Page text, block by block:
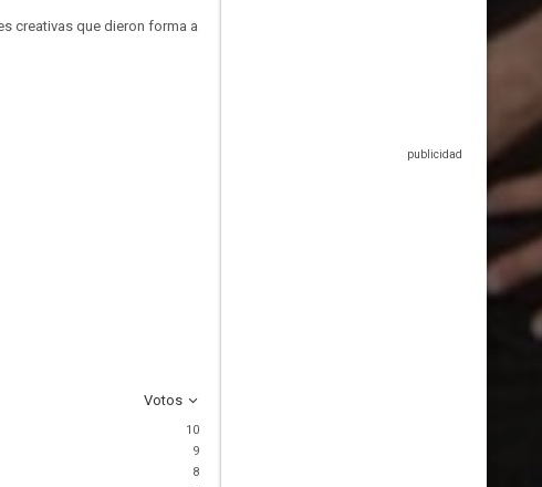
creativas que dieron forma a
Votos
10
9
8